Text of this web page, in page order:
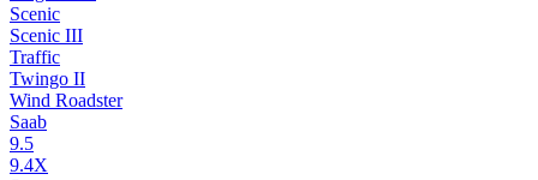
Scenic
Scenic III
Traffic
Twingo II
Wind Roadster
Saab
9.5
9.4X